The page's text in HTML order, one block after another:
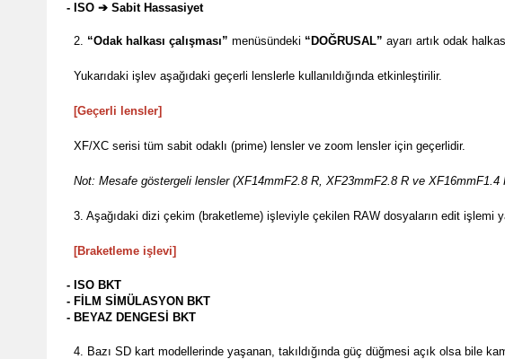
ISO ➔ Sabit Hassasiyet
2. “Odak halkası çalışması” menüsündeki “DOĞRUSAL” ayarı artık odak
Yukarıdaki işlev aşağıdaki geçerli lenslerle kullanıldığında etkinleştirilir.
[Geçerli lensler]
XF/XC serisi tüm sabit odaklı (prime) lensler ve zoom lensler için geçerlidir.
Not: Mesafe göstergeli lensler (XF14mmF2.8 R, XF23mmF2.8 R ve XF16mmF1.4
3. Aşağıdaki dizi çekim (braketleme) işleviyle çekilen RAW dosyaların edit işlemi
[Braketleme işlevi]
ISO BKT
FİLM SİMÜLASYON BKT
BEYAZ DENGESİ BKT
4. Bazı SD kart modellerinde yaşanan, takıldığında güç düğmesi açık olsa bile